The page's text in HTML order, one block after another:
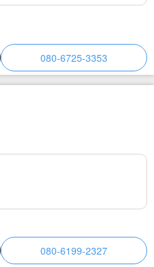
080-6725-3353
080-6199-2327